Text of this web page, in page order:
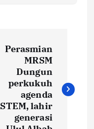
Perasmian
MRSM
Dungun
perkukuh
agenda
STEM, lahir
generasi